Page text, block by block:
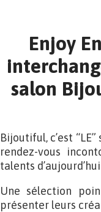
Enjoy
salon
Bijoutiful, c’est
rendez-vous
talents
Une sélection
présenter leurs